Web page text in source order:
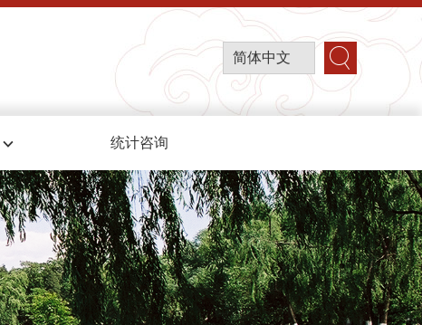
简体中文
统计咨询